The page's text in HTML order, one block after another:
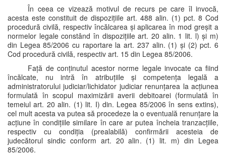
În ceea ce vizează motivul de recurs pe care îl invocă,
acesta este constituit de dispozițiile art. 488 alin. (1) pct. 8 Cod
procedură civilă, respectiv încălcarea și aplicarea în mod greșit a
normelor legale constând în dispozițiile art. 20 alin. 1 lit. l) și m)
din Legea 85/2006 cu raportare la art. 237 alin. (1) și (2) pct. 6
Cod procedură civilă, respectiv art. 15 din Legea 85/2006.
Față de conținutul acestor norme legale invocate ca fiind
încălcate, nu intră în atribuțiile și competența legală a
administratorului judiciar/lichidator judiciar renunțarea la acțiunea
formulată în scopul maximizării averii debitoarei (formulată în
temeiul art. 20 alin. (1) lit. I) din. Legea 85/2006 în sens extins),
cel mult acesta va putea să procedeze la o eventuală renunțare la
acțiune în condițiile similare în care ar putea încheia tranzacțiile,
respectiv cu condiția (prealabilă) confirmării acesteia de
judecătorul sindic conform art. 20 alin. (1) lit. m) din Legea
85/2006.